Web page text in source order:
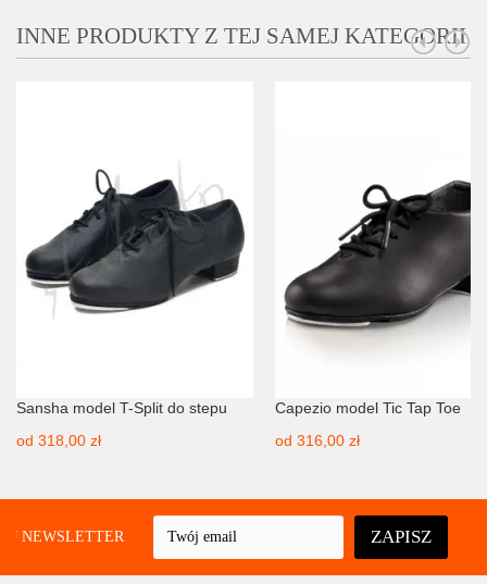
INNE PRODUKTY Z TEJ SAMEJ KATEGORII
Sansha model T-Split do stepu
od 318,00 zł
Capezio model Tic Tap Toe
od 316,00 zł
NEWSLETTER ZAPISZ